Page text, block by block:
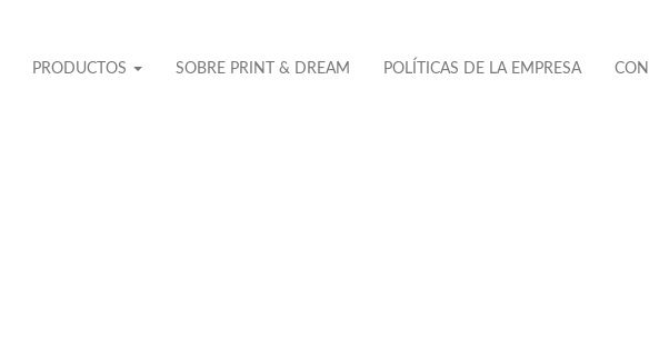
PRODUCTOS SOBRE PRINT & DREAM POLÍTICAS DE LA EMPRESA